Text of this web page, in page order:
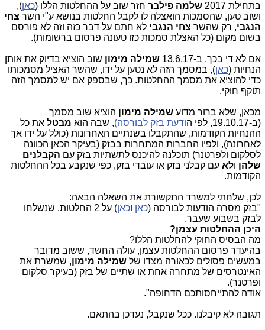
בתחילת 2017 שלמה פילבר חזר שוב על ההחלטות הללו (כאן),
ושוב טען, שהסמכות הואצלה לו לקבל החלטות בנושא ע"י השר צחי
הנגבי, רק שהשר צחי הנגבי לא חתם על דבר כזה וזה לא פורסם
בשום מקום (כל האצלת סמכות כזו טעונה פרסום ברשומות).
אם לא די בכך, ב-13.6.17 שמילה מימון שוב הוציא בדיוק את אותן
הנחיות (כאן), במסמך הזה לא נטען על ידו, שהשר האציל מסמכותו
כדי להוציא את מסמך ההחלטות. כך, שבספק אם יש למסמך הזה
תוקף חוקי.
מכאן, שלא ברור מדוע שמילה מימון הוציא שוב מסמך
(ב-19.10.17, לפי ה
ודעת בזק לבורסה), שבה הוא מבטל את כל
ההנחיות הקודמות, שהתקבלו בשנתיים האחרונות (כולל על ידו אך
לאחרונה), ולפיו החברות המתחרות בבזק (בעיקר הכאן הכוונה
לסלקום ולפרטנר) תוכלנה להיכנס לתשתיות בזק עם הקבלנים
שלהן ולא עם קבלני בזק או עובדי בזק, כפי שנקבע בכל ההחלטות
הקודמות.
לכן, שלחתי למשרד התקשורת את השאלה הבאה:
"בזק מסרה הודעות לבורסה (כאן וכאן
) על 2 החלטות, שנשלחו
לבזק בשבוע שעבר.
היכן ההחלטות עצמן?
מה הבסיס החוקי להחלטות הללו?
בהיעדר פרסום ההחלטות עצמן, עולה החשד, ששוב מדובר
במעשים פסולים לכאורה מצדו של שמילה מימון, שמשרת את
האינטרסים של מתחרה אחת או שתיים של בזק (בעיקר סלקום
ופרטנר).
אודה להתייחסותכם הדחופה".
תגובה לא קיבלנו. ככל שנקבל, נעדכן בהתאם.